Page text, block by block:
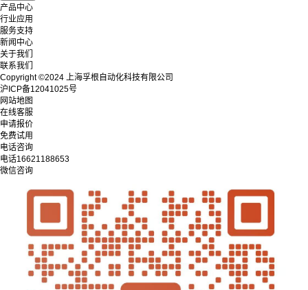
产品中心
行业应用
服务支持
新闻中心
关于我们
联系我们
Copyright ©2024 上海孚根自动化科技有限公司
沪ICP备12041025号
网站地图
在线客服
申请报价
免费试用
电话咨询
电话16621188653
微信咨询